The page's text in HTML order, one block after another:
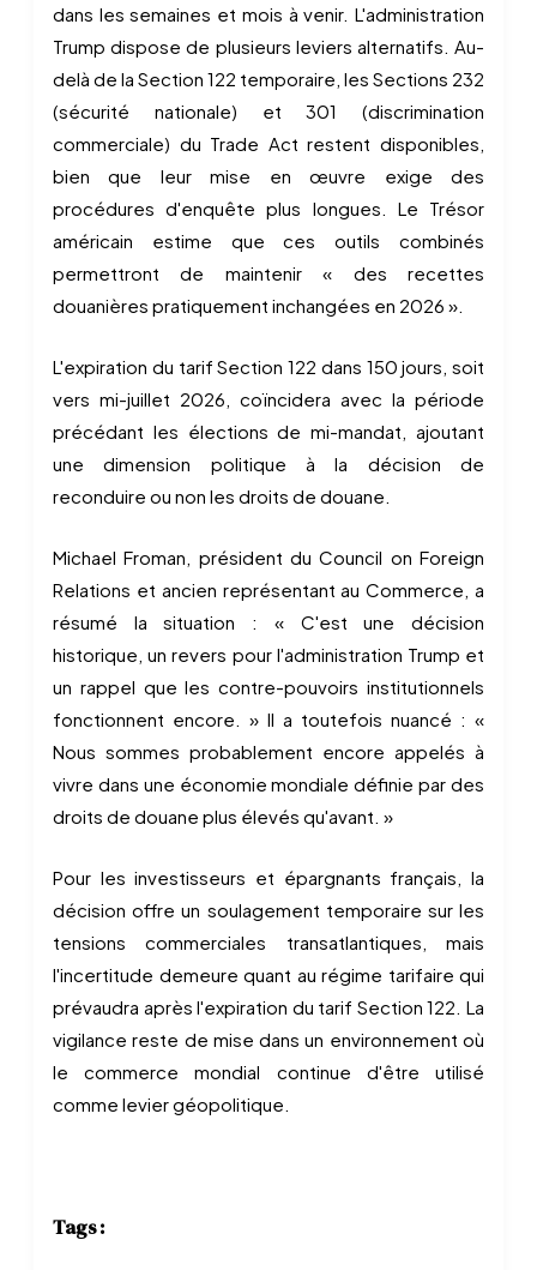
dans les semaines et mois à venir. L'administration
Trump dispose de plusieurs leviers alternatifs. Au-
delà de la Section 122 temporaire, les Sections 232
(sécurité nationale) et 301 (discrimination
commerciale) du Trade Act restent disponibles,
bien que leur mise en œuvre exige des
procédures d'enquête plus longues. Le Trésor
américain estime que ces outils combinés
permettront de maintenir « des recettes
douanières pratiquement inchangées en 2026 ».
L'expiration du tarif Section 122 dans 150 jours, soit
vers mi-juillet 2026, coïncidera avec la période
précédant les élections de mi-mandat, ajoutant
une dimension politique à la décision de
reconduire ou non les droits de douane.
Michael Froman, président du Council on Foreign
Relations et ancien représentant au Commerce, a
résumé la situation : « C'est une décision
historique, un revers pour l'administration Trump et
un rappel que les contre-pouvoirs institutionnels
fonctionnent encore. » Il a toutefois nuancé : «
Nous sommes probablement encore appelés à
vivre dans une économie mondiale définie par des
droits de douane plus élevés qu'avant. »
Pour les investisseurs et épargnants français, la
décision offre un soulagement temporaire sur les
tensions commerciales transatlantiques, mais
l'incertitude demeure quant au régime tarifaire qui
prévaudra après l'expiration du tarif Section 122. La
vigilance reste de mise dans un environnement où
le commerce mondial continue d'être utilisé
comme levier géopolitique.
Tags :